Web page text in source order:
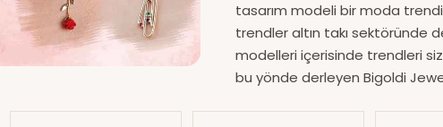
tasarım modeli bir moda
trendler altın takı sektöründe
modelleri içerisinde trendleri
bu yönde derleyen Bigoldi